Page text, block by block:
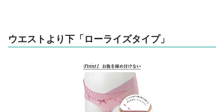
ウエストより下「ローライズタイプ」